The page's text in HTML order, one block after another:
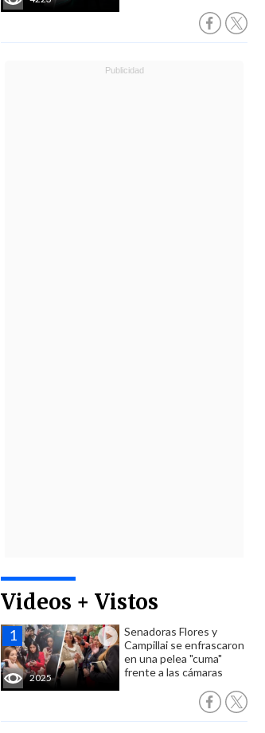
Videos + Vistos
2025
Senadoras Flores y
Campillai se enfrascaron
en una pelea "cuma"
frente a las cámaras